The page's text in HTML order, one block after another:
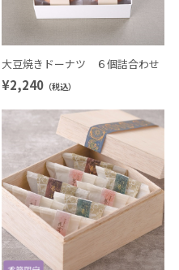
大豆焼きドーナツ ６個詰合わせ
¥2,240 （税込）